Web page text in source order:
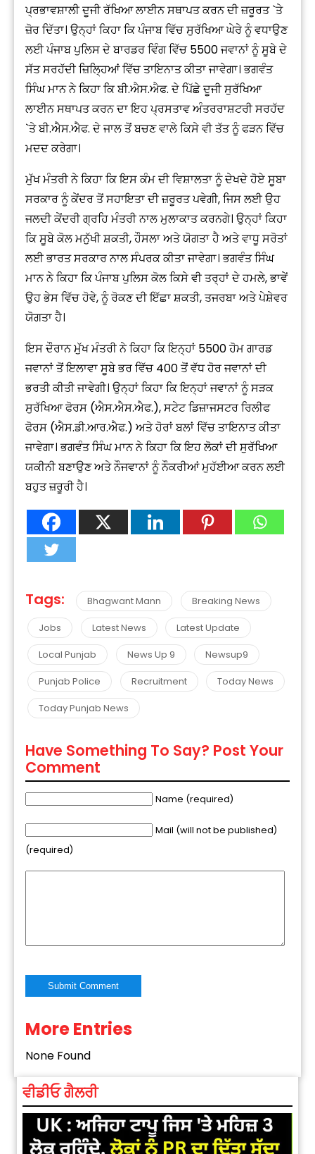
ਪ੍ਰਭਾਵਸ਼ਾਲੀ ਦੂਜੀ ਰੱਖਿਆ ਲਾਈਨ ਸਥਾਪਤ ਕਰਨ ਦੀ ਜ਼ਰੂਰਤ `ਤੇ
ਜ਼ੋਰ ਦਿੱਤਾ। ਉਨ੍ਹਾਂ ਕਿਹਾ ਕਿ ਪੰਜਾਬ ਵਿੱਚ ਸੁਰੱਖਿਆ ਘੇਰੇ ਨੂੰ ਵਧਾਉਣ
ਲਈ ਪੰਜਾਬ ਪੁਲਿਸ ਦੇ ਬਾਰਡਰ ਵਿੰਗ ਵਿੱਚ 5500 ਜਵਾਨਾਂ ਨੂੰ ਸੂਬੇ ਦੇ
ਸੱਤ ਸਰਹੱਦੀ ਜ਼ਿਲ੍ਹਿਆਂ ਵਿੱਚ ਤਾਇਨਾਤ ਕੀਤਾ ਜਾਵੇਗਾ। ਭਗਵੰਤ
ਸਿੰਘ ਮਾਨ ਨੇ ਕਿਹਾ ਕਿ ਬੀ.ਐਸ.ਐਫ. ਦੇ ਪਿੱਛੇ ਦੂਜੀ ਸੁਰੱਖਿਆ
ਲਾਈਨ ਸਥਾਪਤ ਕਰਨ ਦਾ ਇਹ ਪ੍ਰਸਤਾਵ ਅੰਤਰਰਾਸ਼ਟਰੀ ਸਰਹੱਦ
`ਤੇ ਬੀ.ਐਸ.ਐਫ. ਦੇ ਜਾਲ ਤੋਂ ਬਚਣ ਵਾਲੇ ਕਿਸੇ ਵੀ ਤੱਤ ਨੂੰ ਫੜਨ ਵਿੱਚ
ਮਦਦ ਕਰੇਗਾ।
ਮੁੱਖ ਮੰਤਰੀ ਨੇ ਕਿਹਾ ਕਿ ਇਸ ਕੰਮ ਦੀ ਵਿਸ਼ਾਲਤਾ ਨੂੰ ਦੇਖਦੇ ਹੋਏ ਸੂਬਾ
ਸਰਕਾਰ ਨੂੰ ਕੇਂਦਰ ਤੋਂ ਸਹਾਇਤਾ ਦੀ ਜ਼ਰੂਰਤ ਪਵੇਗੀ, ਜਿਸ ਲਈ ਉਹ
ਜਲਦੀ ਕੇਂਦਰੀ ਗ੍ਰਹਿ ਮੰਤਰੀ ਨਾਲ ਮੁਲਾਕਾਤ ਕਰਨਗੇ। ਉਨ੍ਹਾਂ ਕਿਹਾ
ਕਿ ਸੂਬੇ ਕੋਲ ਮਨੁੱਖੀ ਸ਼ਕਤੀ, ਹੌਸਲਾ ਅਤੇ ਯੋਗਤਾ ਹੈ ਅਤੇ ਵਾਧੂ ਸਰੋਤਾਂ
ਲਈ ਭਾਰਤ ਸਰਕਾਰ ਨਾਲ ਸੰਪਰਕ ਕੀਤਾ ਜਾਵੇਗਾ। ਭਗਵੰਤ ਸਿੰਘ
ਮਾਨ ਨੇ ਕਿਹਾ ਕਿ ਪੰਜਾਬ ਪੁਲਿਸ ਕੋਲ ਕਿਸੇ ਵੀ ਤਰ੍ਹਾਂ ਦੇ ਹਮਲੇ, ਭਾਵੇਂ
ਉਹ ਭੇਸ ਵਿੱਚ ਹੋਵੇ, ਨੂੰ ਰੋਕਣ ਦੀ ਇੱਛਾ ਸ਼ਕਤੀ, ਤਜਰਬਾ ਅਤੇ ਪੇਸ਼ੇਵਰ
ਯੋਗਤਾ ਹੈ।
ਇਸ ਦੌਰਾਨ ਮੁੱਖ ਮੰਤਰੀ ਨੇ ਕਿਹਾ ਕਿ ਇਨ੍ਹਾਂ 5500 ਹੋਮ ਗਾਰਡ
ਜਵਾਨਾਂ ਤੋਂ ਇਲਾਵਾ ਸੂਬੇ ਭਰ ਵਿੱਚ 400 ਤੋਂ ਵੱਧ ਹੋਰ ਜਵਾਨਾਂ ਦੀ
ਭਰਤੀ ਕੀਤੀ ਜਾਵੇਗੀ। ਉਨ੍ਹਾਂ ਕਿਹਾ ਕਿ ਇਨ੍ਹਾਂ ਜਵਾਨਾਂ ਨੂੰ ਸੜਕ
ਸੁਰੱਖਿਆ ਫੋਰਸ (ਐਸ.ਐਸ.ਐਫ.), ਸਟੇਟ ਡਿਜ਼ਾਜਸਟਰ ਰਿਲੀਫ
ਫੋਰਸ (ਐਸ.ਡੀ.ਆਰ.ਐਫ.) ਅਤੇ ਹੋਰਾਂ ਬਲਾਂ ਵਿੱਚ ਤਾਇਨਾਤ ਕੀਤਾ
ਜਾਵੇਗਾ। ਭਗਵੰਤ ਸਿੰਘ ਮਾਨ ਨੇ ਕਿਹਾ ਕਿ ਇਹ ਲੋਕਾਂ ਦੀ ਸੁਰੱਖਿਆ
ਯਕੀਨੀ ਬਣਾਉਣ ਅਤੇ ਨੌਜਵਾਨਾਂ ਨੂੰ ਨੌਕਰੀਆਂ ਮੁਹੱਈਆ ਕਰਨ ਲਈ
ਬਹੁਤ ਜ਼ਰੂਰੀ ਹੈ।
Tags: Bhagwant Mann
Breaking News
Jobs
Latest News
Latest Update
Local Punjab
News Up 9
Newsup9
Punjab Police
Recruitment
Today News
Today Punjab News
Have Something To Say? Post Your
Comment
Name (required)
Mail (will not be published)
(required)
Alternative:
More Entries
None Found
ਵੀਡੀਓ ਗੈਲਰੀ